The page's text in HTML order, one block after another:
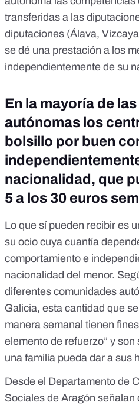
transferidas a las
diputaciones (Álava,
se dé una prestación a los
independientemente de su
En la mayoría de
autónomas los
bolsillo por buen
nacionalidad, que
5 a los 30 euros
Lo que sí pueden recibir es
su ocio cuya cuantía
comportamiento e
nacionalidad del menor.
diferentes comunidades
Galicia, esta cantidad que
manera semanal tienen
elemento de refuerzo” y
una familia pueda dar a sus
Desde el Departamento de
Sociales de Aragón señalan